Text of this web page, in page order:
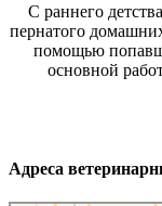
С раннего
пернатого
помощью
основной
Адреса